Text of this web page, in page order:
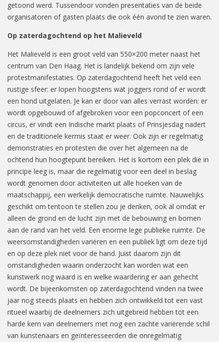
getoond werd. Tussendoor vonden presentaties van de beide
organisatoren of gasten plaats die ook één avond te zien waren.
Op zaterdagochtend op het Malieveld
Het Malieveld is een groot veld van 550×200 meter naast het
centrum van Den Haag. Het is landelijk bekend om zijn vele
protestmanifestaties. Op zaterdagochtend heeft het veld een
rustige sfeer: er lopen hoogstens wat joggers rond of er wordt
een hond uitgelaten. Je kan er door van alles verrast worden: er
wordt opgebouwd of afgebroken voor een popconcert of een
circus, er vindt een Indische markt plaats of Prinsjesdag nadert
en de traditionele kermis staat er weer. Ook zijn er regelmatig
demonstraties en protesten die over het algemeen na de
ochtend hun hoogtepunt bereiken. Het is kortom een plek die in
principe leeg is, maar die regelmatig voor een deel in beslag
wordt genomen door activiteiten uit alle hoeken van de
maatschappij, een werkelijk democratische ruimte. Nauwelijks
geschikt om tentoon te stellen zou je denken, ook al omdat er
alleen de grond en de lucht zijn met de bebouwing en bomen
aan de rand van het veld. Een enorme lege publieke ruimte. De
weersomstandigheden variëren en een publiek ligt om deze tijd
en op deze plek niet voor de hand. Juist daarom zijn dit
omstandigheden waarin onderzocht kan worden wat een
kunstwerk nog waard is en welke waardering er aan gehecht
wordt. De bijeenkomsten op zaterdagochtend vinden na twee
jaar nog steeds plaats en hebben zich ontwikkeld tot een vast
ritueel waarbij de deelnemers zich uitgebreid hebben tot een
harde kern van deelnemers met nog een zachte variërende schil
van kunstenaars en geïnteresseerden die onregelmatig